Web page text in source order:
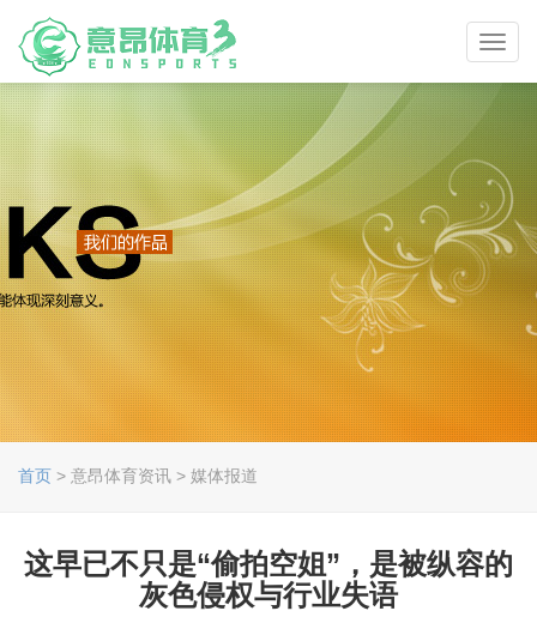
首页 > 意昂体育资讯 > 媒体报道
这早已不只是“偷拍空姐”，是被纵容的
灰色侵权与行业失语